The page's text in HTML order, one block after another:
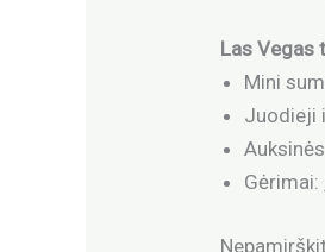
Las Vegas
Mini
Juodieji
Gėrimai: